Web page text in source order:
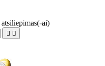
atsiliepimas(-ai)
 